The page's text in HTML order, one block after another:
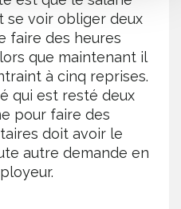
se voir obliger deux
faire des heures
que maintenant il
à cinq reprises.
qui est resté deux
pour faire des
doit avoir le
autre demande en